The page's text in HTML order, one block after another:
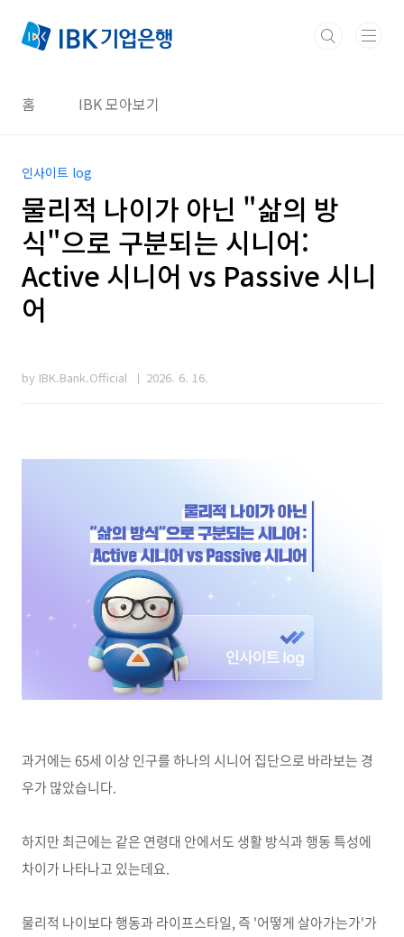
홈 IBK 모아보기
인사이트 log
물리적 나이가 아닌 "삶의 방
식"으로 구분되는 시니어:
Active 시니어 vs Passive 시니
어
by IBK.Bank.Official 2026. 6. 16.
과거에는 65세 이상 인구를 하나의 시니어 집단으로 바라보는 경
우가 많았습니다.
하지만 최근에는 같은 연령대 안에서도 생활 방식과 행동 특성에
차이가 나타나고 있는데요.
물리적 나이보다 행동과 라이프스타일, 즉 '어떻게 살아가는가'가